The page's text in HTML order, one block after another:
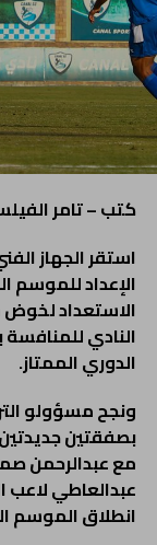
كتب – تامر
استقر الجهاز
الاستعداد
النادي
الدوري الممتاز.
ونجح مسؤولو
بصفقتين جديدتين
مع عبدالرحمن
عبدالعاطي
انطلاق الموسم